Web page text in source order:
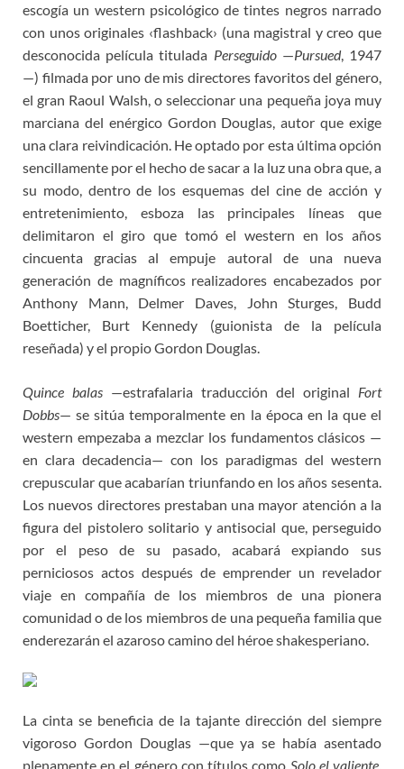
escogía un western psicológico de tintes negros narrado
con unos originales ‹flashback› (una magistral y creo que
desconocida película titulada Perseguido —Pursued, 1947
—) filmada por uno de mis directores favoritos del género,
el gran Raoul Walsh, o seleccionar una pequeña joya muy
marciana del enérgico Gordon Douglas, autor que exige
una clara reivindicación. He optado por esta última opción
sencillamente por el hecho de sacar a la luz una obra que, a
su modo, dentro de los esquemas del cine de acción y
entretenimiento, esboza las principales líneas que
delimitaron el giro que tomó el western en los años
cincuenta gracias al empuje autoral de una nueva
generación de magníficos realizadores encabezados por
Anthony Mann, Delmer Daves, John Sturges, Budd
Boetticher, Burt Kennedy (guionista de la película
reseñada) y el propio Gordon Douglas.
Quince balas —estrafalaria traducción del original Fort
Dobbs— se sitúa temporalmente en la época en la que el
western empezaba a mezclar los fundamentos clásicos —
en clara decadencia— con los paradigmas del western
crepuscular que acabarían triunfando en los años sesenta.
Los nuevos directores prestaban una mayor atención a la
figura del pistolero solitario y antisocial que, perseguido
por el peso de su pasado, acabará expiando sus
perniciosos actos después de emprender un revelador
viaje en compañía de los miembros de una pionera
comunidad o de los miembros de una pequeña familia que
enderezarán el azaroso camino del héroe shakesperiano.
La cinta se beneficia de la tajante dirección del siempre
vigoroso Gordon Douglas —que ya se había asentado
plenamente en el género con títulos como Solo el valiente,